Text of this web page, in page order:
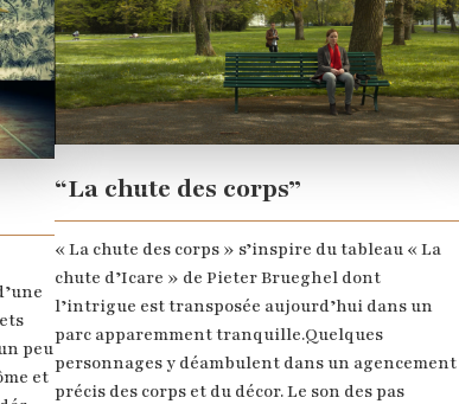
peu
et
“La chute des corps”
« La chute des corps » s’inspire du tableau « La
chute d’Icare » de Pieter Brueghel dont
l’intrigue est transposée aujourd’hui dans un
parc apparemment tranquille.Quelques
personnages y déambulent dans un agencement
précis des corps et du décor. Le son des pas